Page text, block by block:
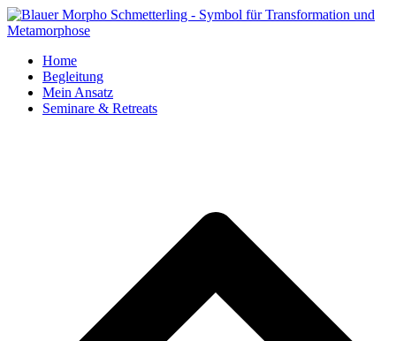
Home
Begleitung
Mein Ansatz
Seminare & Retreats